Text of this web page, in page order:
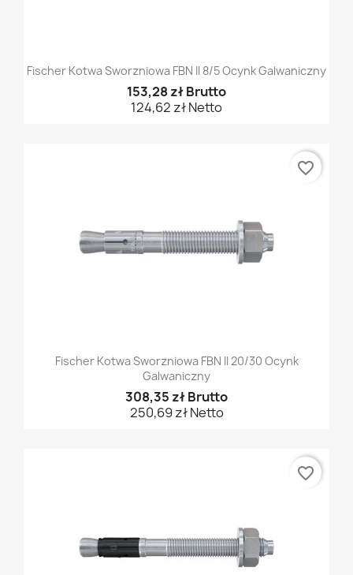
Fischer Kotwa Sworzniowa FBN II 8/5 Ocynk Galwaniczny
153,28 zł Brutto
124,62 zł Netto
Fischer Kotwa Sworzniowa FBN II 20/30 Ocynk
Galwaniczny
308,35 zł Brutto
250,69 zł Netto
favorite_border
favorite_border